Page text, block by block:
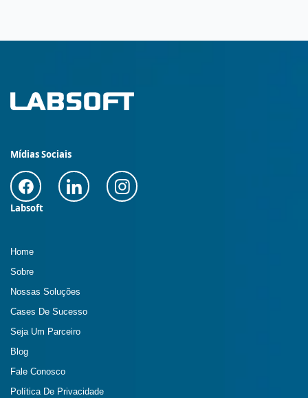
Mídias Sociais
Labsoft
Home
Sobre
Nossas Soluções
Cases De Sucesso
Seja Um Parceiro
Blog
Fale Conosco
Política De Privacidade